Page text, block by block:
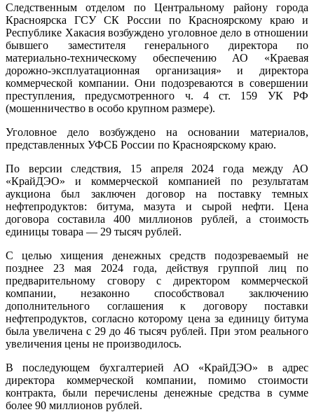
Следственным отделом по Центральному району города
Красноярска ГСУ СК России по Красноярскому краю и
Республике Хакасия возбуждено уголовное дело в отношении
бывшего заместителя генерального директора по
материально-техническому обеспечению АО «Краевая
дорожно-эксплуатационная организация» и директора
коммерческой компании. Они подозреваются в совершении
преступления, предусмотренного ч. 4 ст. 159 УК РФ
(мошенничество в особо крупном размере).
Уголовное дело возбуждено на основании материалов,
представленных УФСБ России по Красноярскому краю.
По версии следствия, 15 апреля 2024 года между АО
«КрайДЭО» и коммерческой компанией по результатам
аукциона был заключен договор на поставку темных
нефтепродуктов: битума, мазута и сырой нефти. Цена
договора составила 400 миллионов рублей, а стоимость
единицы товара — 29 тысяч рублей.
С целью хищения денежных средств подозреваемый не
позднее 23 мая 2024 года, действуя группой лиц по
предварительному сговору с директором коммерческой
компании, незаконно способствовал заключению
дополнительного соглашения к договору поставки
нефтепродуктов, согласно которому цена за единицу битума
была увеличена с 29 до 46 тысяч рублей. При этом реального
увеличения цены не производилось.
В последующем бухгалтерией АО «КрайДЭО» в адрес
директора коммерческой компании, помимо стоимости
контракта,были перечислены денежные средства в сумме
более 90 миллионов рублей.